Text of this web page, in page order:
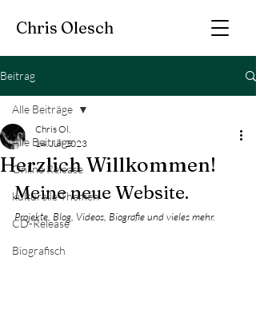
Chris Olesch
Beitrag
Alle Beiträge
Online Release
kulturelle Themen
CD-Release
Biografisch
Alle Beiträge
Herzlich Willkommen!
Chris Ol.
14. Juli 2023
Meine neue Website.
Projekte, Blog, Videos, Biografie und vieles mehr.